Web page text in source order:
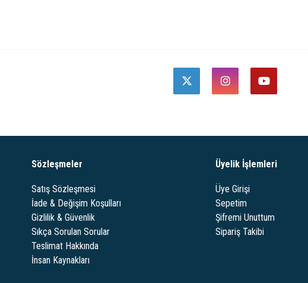
Sözleşmeler
Satış Sözleşmesi
İade & Değişim Koşulları
Gizlilik & Güvenlik
Sıkça Sorulan Sorular
Teslimat Hakkında
İnsan Kaynakları
Üyelik İşlemleri
Üye Girişi
Sepetim
Şifremi Unuttum
Sipariş Takibi